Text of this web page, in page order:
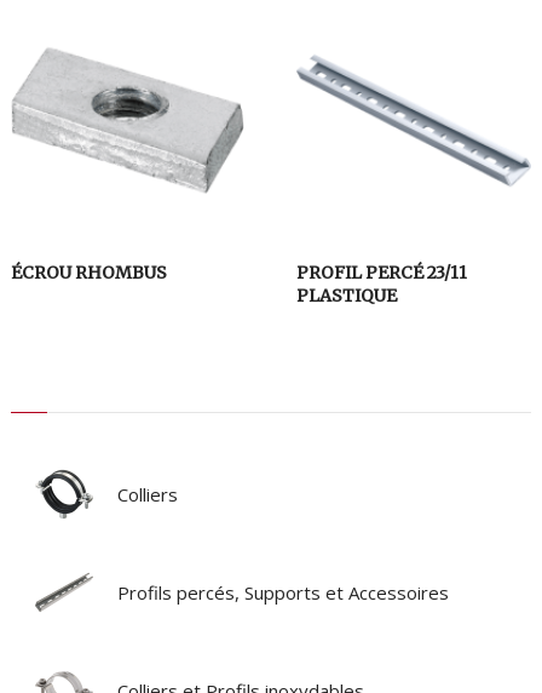
ÉCROU RHOMBUS
PROFIL PERCÉ 23/11
PLASTIQUE
Colliers
Profils percés, Supports et Accessoires